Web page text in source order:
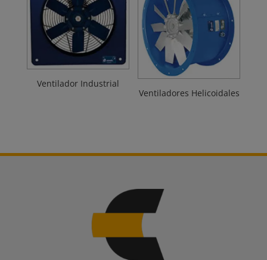
Ventilador Industrial
Ventiladores Helicoidales